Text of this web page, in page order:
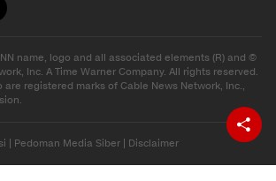
name, logo and all associated elements (R) and ©
Inc. A Time Warner Company. All rights reserved.
are registered marks of Cable News Network, Inc.,
Pedoman Media Siber Disclaimer